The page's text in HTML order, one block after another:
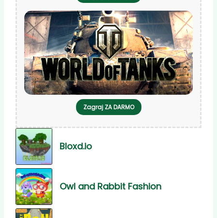
Zagraj ZA DARMO
Bloxd.io
Owl and Rabbit Fashion